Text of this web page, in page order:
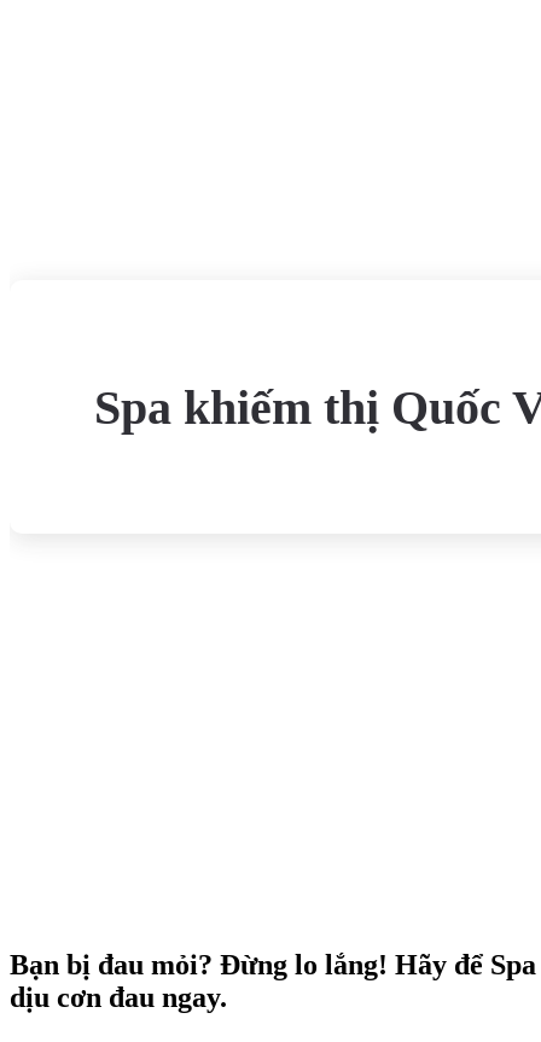
Spa khiếm thị Quốc
Bạn bị đau mỏi? Đừng lo lắng! Hãy để
dịu cơn đau ngay.